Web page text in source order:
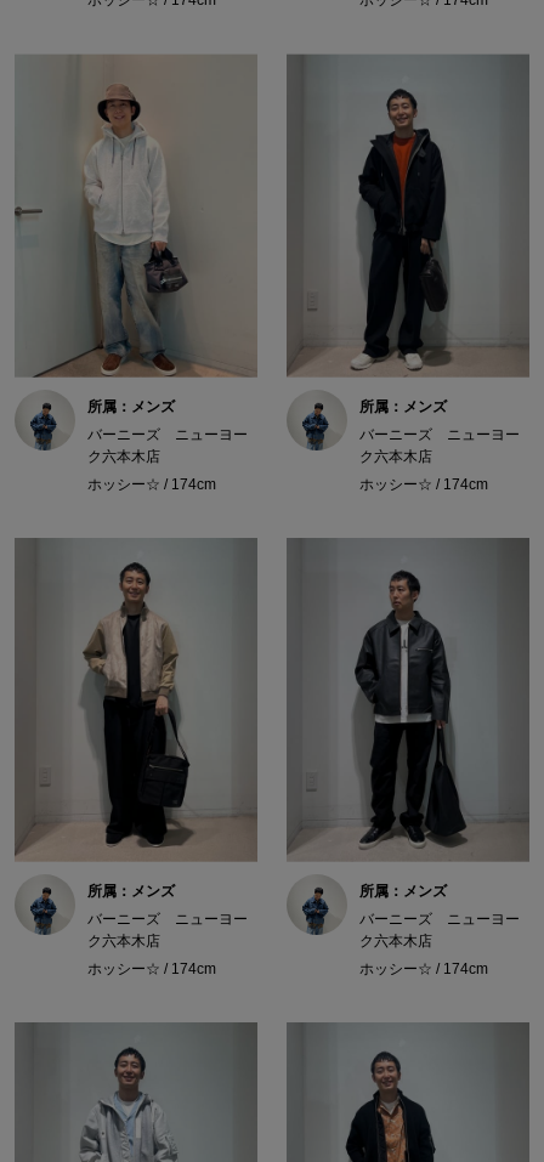
所属：メンズ
バーニーズ ニューヨー
ク六本木店
ホッシー☆ / 174cm
所属：メンズ
バーニーズ ニューヨー
ク六本木店
ホッシー☆ / 174cm
所属：メンズ
バーニーズ ニューヨー
ク六本木店
ホッシー☆ / 174cm
所属：メンズ
バーニーズ ニューヨー
ク六本木店
ホッシー☆ / 174cm